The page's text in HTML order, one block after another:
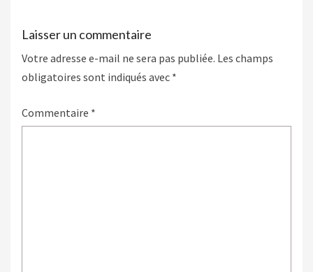
Laisser un commentaire
Votre adresse e-mail ne sera pas publiée. Les champs
obligatoires sont indiqués avec *
Commentaire *